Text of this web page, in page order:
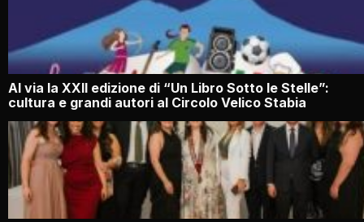
Al via la XXII edizione di “Un Libro Sotto le Stelle”:
cultura e grandi autori al Circolo Velico Stabia